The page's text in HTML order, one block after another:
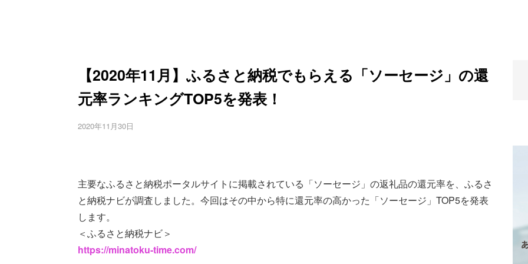
【2020年11月】ふるさと納税でもらえる「ソーセージ」の還
元率ランキングTOP5を発表！
2020年11月30日
主要なふるさと納税ポータルサイトに掲載されている「ソーセージ」の返礼品の還元率を、ふるさ
と納税ナビが調査しました。今回はその中から特に還元率の高かった「ソーセージ」TOP5を発表
します。
＜ふるさと納税ナビ＞
https://minatoku-time.com/